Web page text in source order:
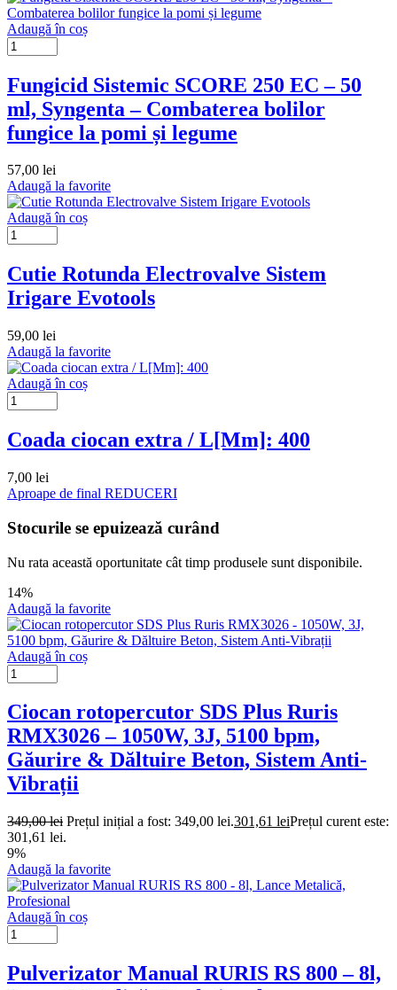
Adaugă în coș
Fungicid Sistemic SCORE 250 EC – 50
ml, Syngenta – Combaterea bolilor
fungice la pomi și legume
57,00 lei
Adaugă la favorite
Adaugă în coș
Cutie Rotunda Electrovalve Sistem
Irigare Evotools
59,00 lei
Adaugă la favorite
Adaugă în coș
Coada ciocan extra / L[Mm]: 400
7,00 lei
Aproape de final REDUCERI
Stocurile se epuizează curând
Nu rata această oportunitate cât timp produsele sunt disponibile.
14%
Adaugă la favorite
Adaugă în coș
Ciocan rotopercutor SDS Plus Ruris
RMX3026 – 1050W, 3J, 5100 bpm,
Găurire & Dăltuire Beton, Sistem Anti-
Vibrații
349,00lei Prețul inițial a fost: 349,00 lei.301,61 leiPrețul curent este:
301,61 lei.
9%
Adaugă la favorite
Adaugă în coș
Pulverizator Manual RURIS RS 800 – 8l,